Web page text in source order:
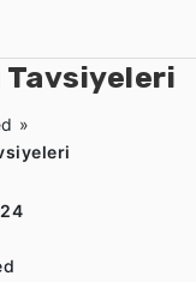
Tavsiyeleri
»